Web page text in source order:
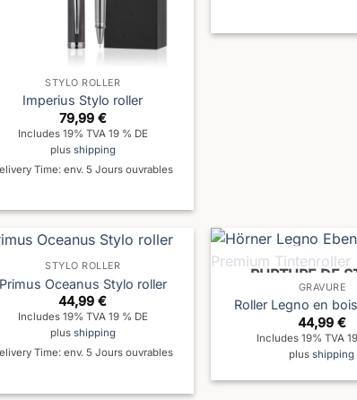
STYLO ROLLER
Imperius Stylo roller
79,99 €
Includes 19% TVA 19 % DE
plus shipping
Time: env. 5 Jours ouvrables
STYLO ROLLER
Oceanus Stylo roller
44,99€
Includes 19% TVA 19 % DE
plus shipping
Time: env. 5 Jours ouvrables
RUPTURE DE
GRAVURE
Roller Legno en
44,99 €
Includes 19% TVA
plusshipping